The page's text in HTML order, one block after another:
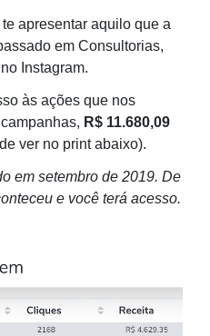
apresentar aquilo que a
em Consultorias,
Instagram.
às ações que nos
R$ 11.680,09
ver no print abaixo).
em setembro de 2019. De
e você terá acesso.